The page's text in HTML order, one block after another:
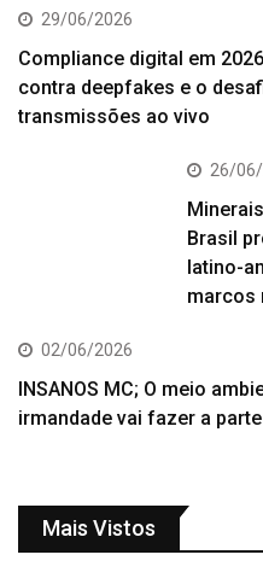
29/06/2026
Compliance digital em
contra deepfakes e o
transmissões ao vivo
26/
Brasil
latino-
marcos
02/06/2026
INSANOS MC; O meio
irmandade vai fazer a
Mais Vistos